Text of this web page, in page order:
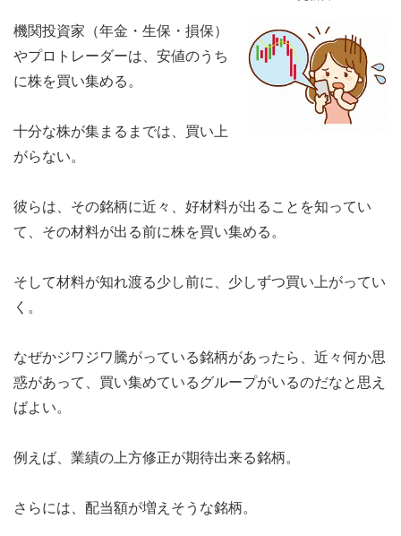
機関投資家（年金・生保・損保）
やプロトレーダーは、安値のうち
に株を買い集める。
十分な株が集まるまでは、買い上
がらない。
彼らは、その銘柄に近々、好材料が出ることを知ってい
て、その材料が出る前に株を買い集める。
そして材料が知れ渡る少し前に、少しずつ買い上がってい
く。
なぜかジワジワ騰がっている銘柄があったら、近々何か思
惑があって、買い集めているグループがいるのだなと思え
ばよい。
例えば、業績の上方修正が期待出来る銘柄。
さらには、配当額が増えそうな銘柄。